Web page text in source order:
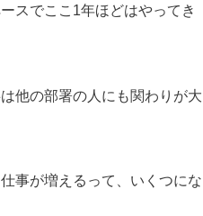
スでここ1年ほどはやってき
他の部署の人にも関わりが大
事が増えるって、いくつにな